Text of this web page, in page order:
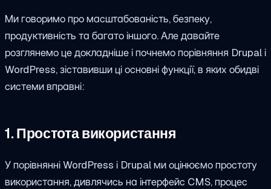
Ми говоримо про масштабованість, безпеку,
продуктивність та багато іншого. Але давайте
розглянемо це докладніше і почнемо порівняння Drupal і
WordPress, зіставивши ці основні функції, в яких обидві
системи вправні:
1. Простота використання
У порівнянні WordPress і Drupal ми оцінюємо простоту
використання, дивлячись на інтерфейс CMS, процес